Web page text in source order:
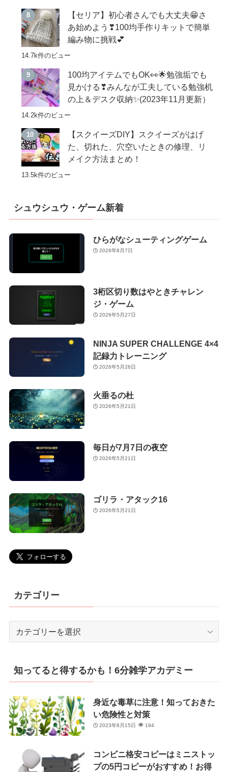
【セリア】初心者さんでも大丈夫😁さ
あ始めよう❣100均手作りキットで簡単
編み物に挑戦💕
14.7k件のビュー
100均アイテムでもOK👀🌟勉強垢でも
見かける❣みんなが工夫している勉強机
の上＆デスク収納✨(2023年11月更新）
14.2k件のビュー
【スクイーズDIY】スクイーズがはげ
た、切れた、穴空いたときの修理、リ
メイク方法まとめ！
13.5k件のビュー
シュウシュウ・ゲーム新着
ひらがなシューティングゲーム
2026年8月7日
3桁区切り数はやときチャレン
ジ・ゲーム
2026年5月27日
NINJA SUPER CHALLENGE 4×4
記録力トレーニング
2026年5月26日
火垂るの杜
2026年5月21日
毎日が7月7日の夜空
2026年5月21日
ゴリラ・アタック16
2026年5月21日
カテゴリー
リ
ー
知ってると得するかも！6分雑学アカデミー
身近な毒草に注意！知っておきた
い危険性と対策
2023年8月15日 194
コンビニ格安コピーはミニストッ
プの5円コピーがおすすめ！お得